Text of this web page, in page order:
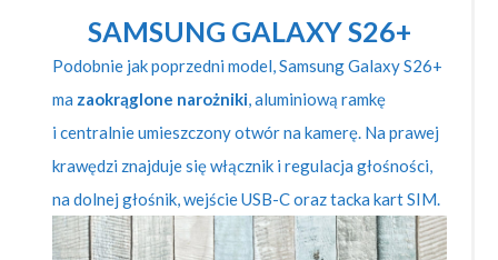
SAMSUNG GALAXY S26+
Podobnie jak poprzedni model, Samsung Galaxy S26+
ma zaokrąglone narożniki, aluminiową ramkę
i centralnie umieszczony otwór na kamerę. Na prawej
krawędzi znajduje się włącznik i regulacja głośności,
na dolnej głośnik, wejście USB-C oraz tacka kart SIM.